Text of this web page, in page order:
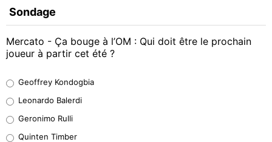
Sondage
Mercato - Ça bouge à l’OM : Qui doit être le prochain
joueur à partir cet été ?
38%
32%
Geoffrey Kondogbia
Leonardo Balerdi
Geronimo Rulli
Quinten Timber